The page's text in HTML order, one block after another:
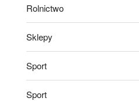
Rolnictwo
Sklepy
Sport
Sport